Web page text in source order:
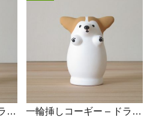
一輪挿しコーギー – ドライフラワー 一輪挿しコーギー – ドライフラワー